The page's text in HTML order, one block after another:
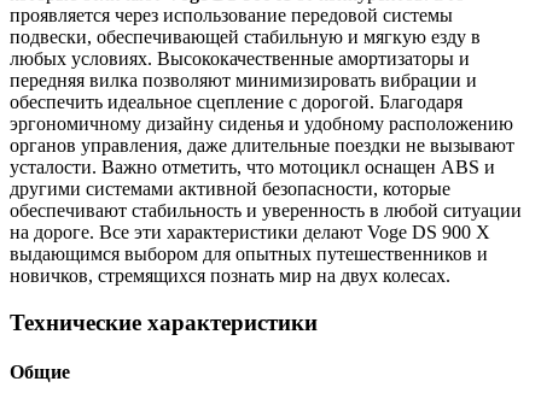
проявляется через использование передовой системы
подвески, обеспечивающей стабильную и мягкую езду в
любых условиях. Высококачественные амортизаторы и
передняя вилка позволяют минимизировать вибрации и
обеспечить идеальное сцепление с дорогой. Благодаря
эргономичному дизайну сиденья и удобному расположению
органов управления, даже длительные поездки не вызывают
усталости. Важно отметить, что мотоцикл оснащен ABS и
другими системами активной безопасности, которые
обеспечивают стабильность и уверенность в любой ситуации
на дороге. Все эти характеристики делают Voge DS 900 X
выдающимся выбором для опытных путешественников и
новичков, стремящихся познать мир на двух колесах.
Технические характеристики
Общие